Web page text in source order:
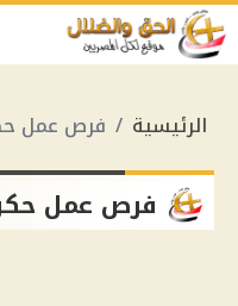
الرئيسية فرص عمل
فرص عمل